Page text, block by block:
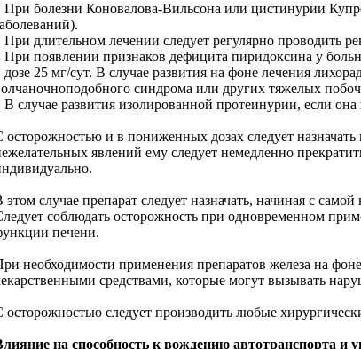
При болезни Коновалова-Вильсона или цистинурии
длительном лечении следует регулярно проводить
При появлении признаков дефицита пиридоксина у
дозе 25 мг/сут. В случае развития на фоне лечения
синдрома или других тяжелых
случае развития изолированной протеинурии, если
осторожностью и в пониженных дозах следует
явлений ему следует немедленно
этом случае препарат следует назначать, начиная с
соблюдать осторожность при одновременном
печени.
необходимости применения препаратов железа на
средствами, которые могут вызывать
осторожностью следует производить любые
на способность к вождению автотранспорта и